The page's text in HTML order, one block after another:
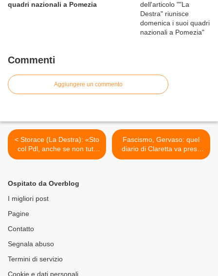
quadri nazionali a Pomezia
Commenti
Aggiungere un commento
< Storace (La Destra): «Sto
col Pdl, anche se non tutti
sono simpatici».
Fascismo, Gervaso: quel
diario di Claretta va preso
con le molle >
Ospitato da Overblog
I migliori post
Pagine
Contatto
Segnala abuso
Termini di servizio
Cookie e dati personali